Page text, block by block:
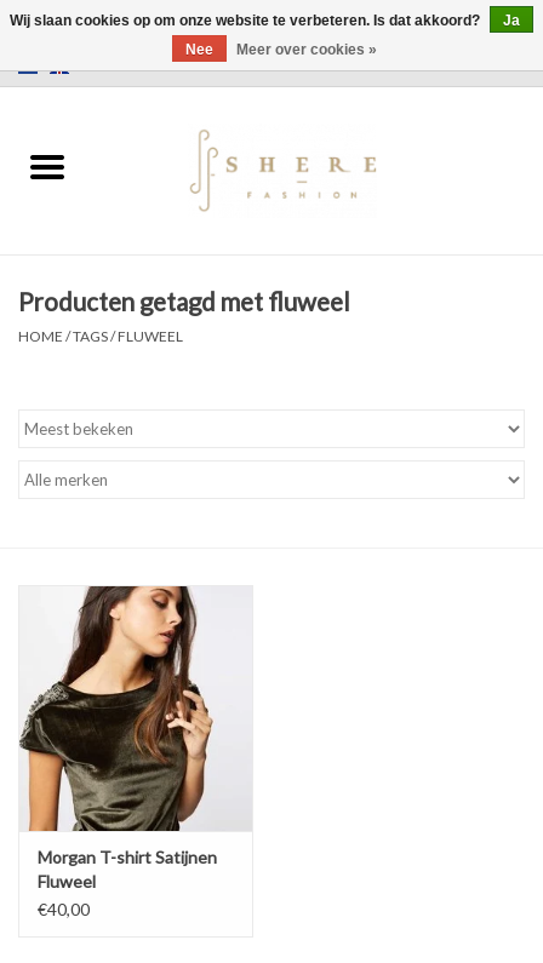
Jurken
Pakken
Accessoires
Merken
Producten getagd met fluweel
HOME /TAGS/FLUWEEL
Morgan T-shirt Satijnen
Fluweel
€40,00
Wij slaan cookies op om onze website te verbeteren. Is dat akkoord?
Ja
Nee
Meer over cookies »